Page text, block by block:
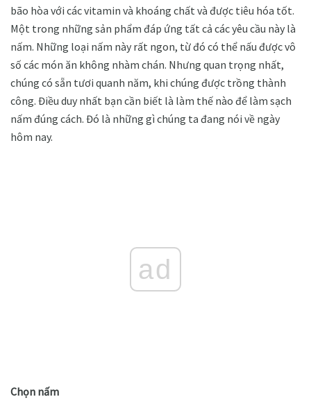
bão hòa với các vitamin và khoáng chất và được tiêu hóa tốt.
Một trong những sản phẩm đáp ứng tất cả các yêu cầu này là
nấm. Những loại nấm này rất ngon, từ đó có thể nấu được vô
số các món ăn không nhàm chán. Nhưng quan trọng nhất,
chúng có sẵn tươi quanh năm, khi chúng được trồng thành
công. Điều duy nhất bạn cần biết là làm thế nào để làm sạch
nấm đúng cách. Đó là những gì chúng ta đang nói về ngày
hôm nay.
ad
Chọn nấm